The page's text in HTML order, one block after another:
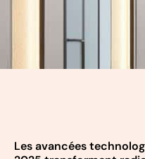
Les avancées